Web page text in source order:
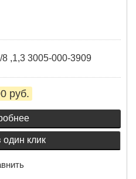
,1,3 3005-000-3909
руб.
один клик